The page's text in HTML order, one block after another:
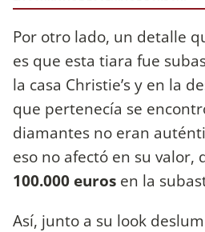
Por otro lado, un detalle
es que esta tiara fue
la casa Christie’s y en la
que pertenecía se
diamantes no eran
eso no afectó en su valor,
100.000 euros en la
Así, junto a su look